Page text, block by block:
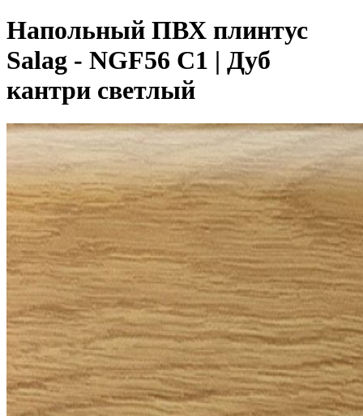
Напольный ПВХ плинтус
Salag - NGF56 C1 | Дуб
кантри светлый